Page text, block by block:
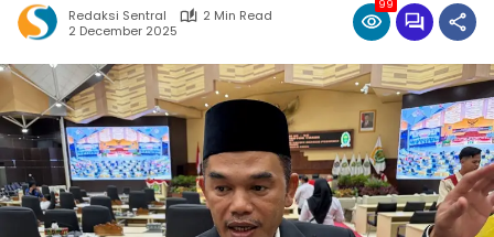
Redaksi Sentral
2 Min Read
2 December 2025
99